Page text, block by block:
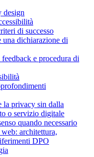
design
di successo
una dichiarazione di
e procedura di
la privacy sin dalla
o servizio digitale
quando necessario
architettura,
DPO